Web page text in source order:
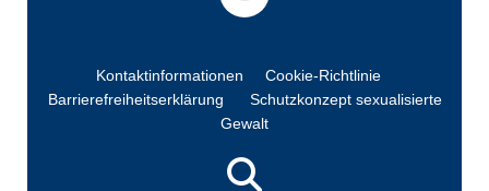
Kontaktinformationen
Cookie-Richtlinie
Barrierefreiheitserklärung
Schutzkonzept sexualisierte
Gewalt